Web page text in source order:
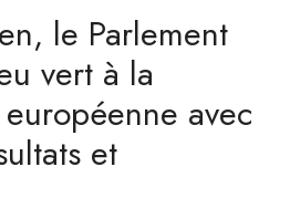
le Parlement
vert à la
avec
et